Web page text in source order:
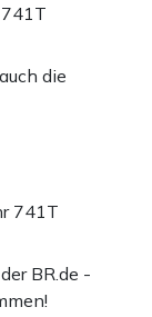
741T
die
741T
BR.de -